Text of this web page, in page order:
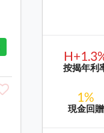
按揭年利
1%
現金回贈